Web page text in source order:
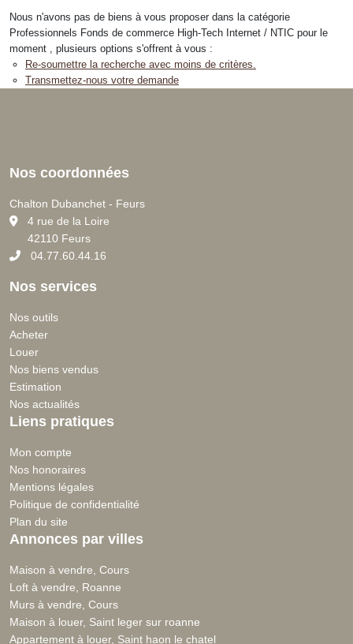
Nous n'avons pas de biens à vous proposer dans la catégorie
Professionnels Fonds de commerce High-Tech Internet / NTIC pour le
moment , plusieurs options s'offrent à vous :
Re-soumettre la recherche avec moins de critères.
Transmettez-nous votre demande
Nos coordonnées
Chalton Dubanchet - Feurs
4 rue de la Loire
42110 Feurs
04.77.60.44.16
Nos services
Nos outils
Acheter
Louer
Nos biens vendus
Estimation
Nos actualités
Liens pratiques
Mon compte
Nos honoraires
Mentions légales
Politique de confidentialité
Plan du site
Annonces par villes
Maison à vendre, Cours
Loft à vendre, Roanne
Murs à vendre, Cours
Maison à louer, Saint leger sur roanne
Appartement à louer, Saint haon le chatel